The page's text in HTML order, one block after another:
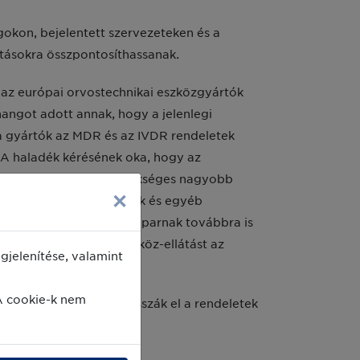
bejelentett szervezeteken és a
összpontosíthassanak.
európai orvostechnikai eszközgyártók
adott annak, hogy a jelenlegi
az MDR és az IVDR rendeletek
haladék kérésének oka, hogy az
leküzdéséhez szükséges nagyobb
légzőkészülékek és egyéb
Mindemellett az iparnak továbbra is
orvostechnikai eszköz-ellátást az
hogy halasszák el a rendeletek
×
valamint
cookie-k nem